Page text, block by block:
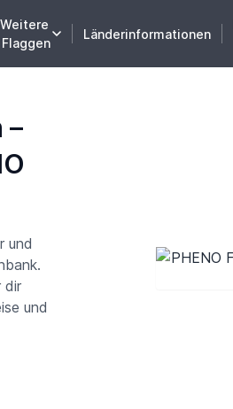
Weitere
Flaggen
Länderinformationen
–
und
dir
und